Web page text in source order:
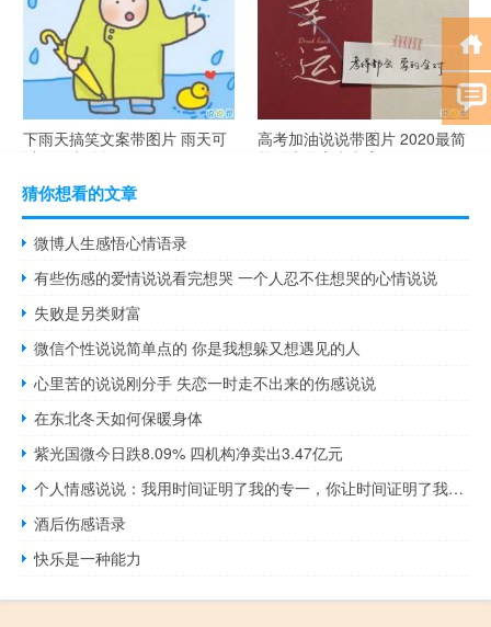
下雨天搞笑文案带图片 雨天可
以发的幽默句子
高考加油说说带图片 2020最简
单励志的高考文案
猜你想看的文章
微博人生感悟心情语录
有些伤感的爱情说说看完想哭 一个人忍不住想哭的心情说说
失败是另类财富
微信个性说说简单点的 你是我想躲又想遇见的人
心里苦的说说刚分手 失恋一时走不出来的伤感说说
在东北冬天如何保暖身体
紫光国微今日跌8.09% 四机构净卖出3.47亿元
个人情感说说：我用时间证明了我的专一，你让时间证明了我的愚蠢
酒后伤感语录
快乐是一种能力